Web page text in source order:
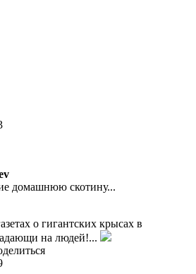
домашнюю скотину...
о гигантских крысах в
на людей!...